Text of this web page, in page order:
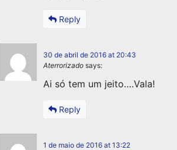
Reply
30 de abril de 2016 at 20:43
Aterrorizado says:
Ai só tem um jeito….Vala!
Reply
1 de maio de 2016 at 13:22